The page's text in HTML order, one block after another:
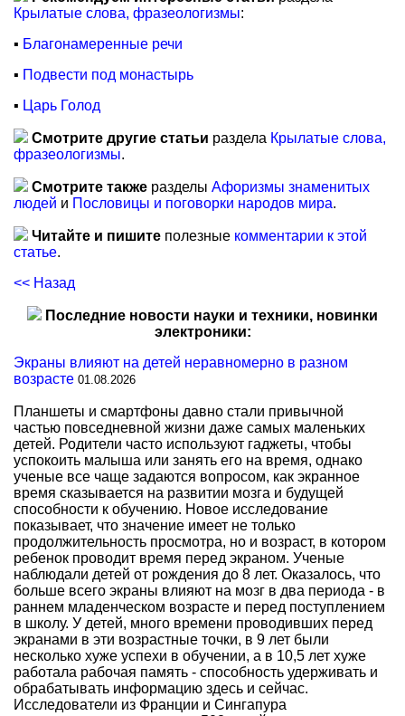
Крылатые слова, фразеологизмы:
▪ Благонамеренные речи
▪ Подвести под монастырь
▪ Царь Голод
Смотрите другие статьи раздела Крылатые слова,
фразеологизмы.
Смотрите также разделы Афоризмы знаменитых
людей и Пословицы и поговорки народов мира.
Читайте и пишите полезные комментарии к этой
статье.
<< Назад
Последние новости науки и техники, новинки
электроники:
Экраны влияют на детей неравномерно в разном
возрасте 01.08.2026
Планшеты и смартфоны давно стали привычной
частью повседневной жизни даже самых маленьких
детей. Родители часто используют гаджеты, чтобы
успокоить малыша или занять его на время, однако
ученые все чаще задаются вопросом, как экранное
время сказывается на развитии мозга и будущей
способности к обучению. Новое исследование
показывает, что значение имеет не только
продолжительность просмотра, но и возраст, в котором
ребенок проводит время перед экраном. Ученые
наблюдали детей от рождения до 8 лет. Оказалось, что
больше всего экраны влияют на мозг в два периода - в
раннем младенческом возрасте и перед поступлением
в школу. У детей, много времени проводивших перед
экранами в эти возрастные точки, в 9 лет были
несколько хуже успехи в обучении, а в 10,5 лет хуже
работала рабочая память - способность удерживать и
обрабатывать информацию здесь и сейчас.
Исследователи из Франции и Сингапура